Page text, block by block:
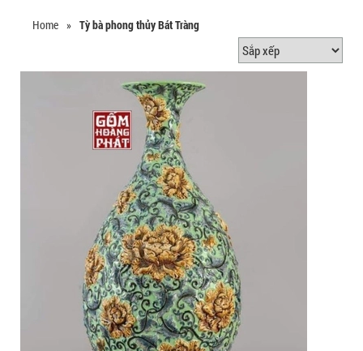
Home » Tỳ bà phong thủy Bát Tràng